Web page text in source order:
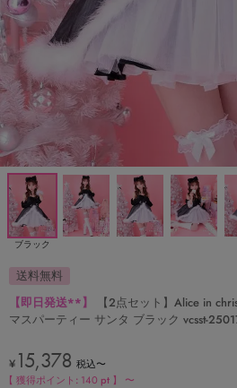
ブラック
送料無料
【即日発送**】
【2点セット】Alice in
マスパーティー サンタ ブラック vcsst-
¥ 15,378 税込〜
【 獲得ポイント: 140 pt 】 〜